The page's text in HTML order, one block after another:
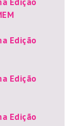
Edição
Edição
Edição